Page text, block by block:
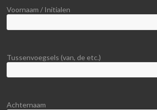
Voornaam / Initialen
Tussenvoegsels (van, de etc.)
Achternaam